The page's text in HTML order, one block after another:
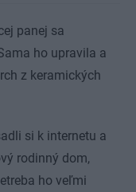
panej sa
ho upravila a
z keramických
si k internetu a
rodinný dom,
ho veľmi